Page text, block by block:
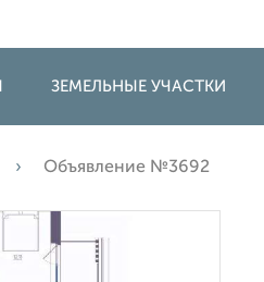
ЗЕМЕЛЬНЫЕ УЧАСТКИ
Объявление №3692